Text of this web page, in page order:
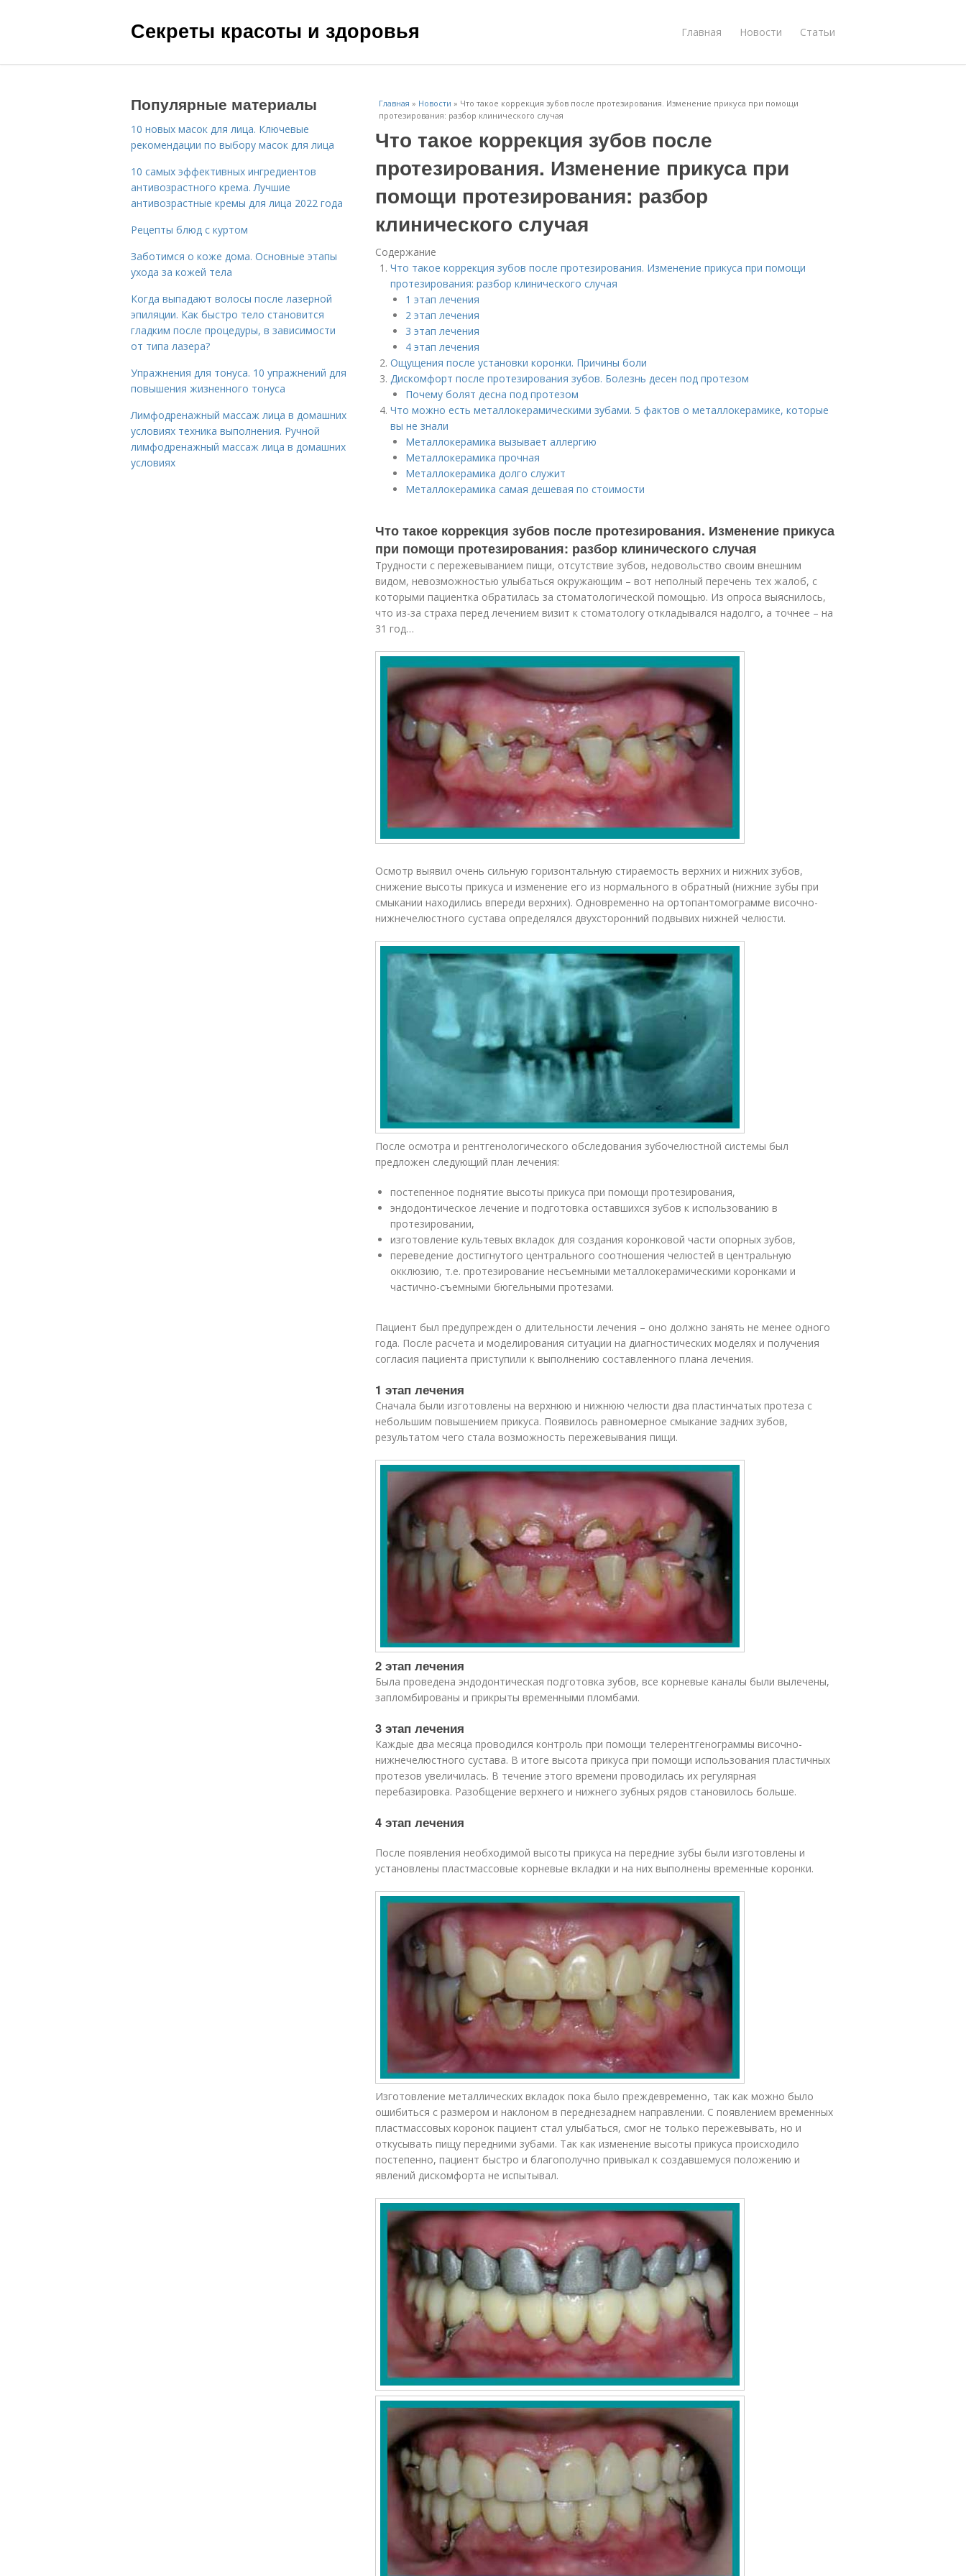
Секреты красоты и здоровья Главная Новости Статьи
Главная » Новости » Что такое коррекция зубов после протезирования. Изменение прикуса при помощи
протезирования: разбор клинического случая
Что такое коррекция зубов после
протезирования. Изменение прикуса при
помощи протезирования: разбор
клинического случая
Содержание
Что такое коррекция зубов после протезирования. Изменение прикуса при помощи
протезирования: разбор клинического случая
1 этап лечения
2 этап лечения
3 этап лечения
4 этап лечения
Ощущения после установки коронки. Причины боли
Дискомфорт после протезирования зубов. Болезнь десен под протезом
Почему болят десна под протезом
Что можно есть металлокерамическими зубами. 5 фактов о металлокерамике, которые
вы не знали
Металлокерамика вызывает аллергию
Металлокерамика прочная
Металлокерамика долго служит
Металлокерамика самая дешевая по стоимости
Что такое коррекция зубов после протезирования. Изменение прикуса
при помощи протезирования: разбор клинического случая
Трудности с пережевыванием пищи, отсутствие зубов, недовольство своим внешним
видом, невозможностью улыбаться окружающим – вот неполный перечень тех жалоб, с
которыми пациентка обратилась за стоматологической помощью. Из опроса выяснилось,
что из-за страха перед лечением визит к стоматологу откладывался надолго, а точнее – на
31 год…
Осмотр выявил очень сильную горизонтальную стираемость верхних и нижних зубов,
снижение высоты прикуса и изменение его из нормального в обратный (нижние зубы при
смыкании находились впереди верхних). Одновременно на ортопантомограмме височно-
нижнечелюстного сустава определялся двухсторонний подвывих нижней челюсти.
После осмотра и рентгенологического обследования зубочелюстной системы был
предложен следующий план лечения:
постепенное поднятие высоты прикуса при помощи протезирования,
эндодонтическое лечение и подготовка оставшихся зубов к использованию в
протезировании,
изготовление культевых вкладок для создания коронковой части опорных зубов,
переведение достигнутого центрального соотношения челюстей в центральную
окклюзию, т.е. протезирование несъемными металлокерамическими коронками и
частично-съемными бюгельными протезами.
Пациент был предупрежден о длительности лечения – оно должно занять не менее одного
года. После расчета и моделирования ситуации на диагностических моделях и получения
согласия пациента приступили к выполнению составленного плана лечения.
1 этап лечения
Сначала были изготовлены на верхнюю и нижнюю челюсти два пластинчатых протеза с
небольшим повышением прикуса. Появилось равномерное смыкание задних зубов,
результатом чего стала возможность пережевывания пищи.
2 этап лечения
Была проведена эндодонтическая подготовка зубов, все корневые каналы были вылечены,
запломбированы и прикрыты временными пломбами.
3 этап лечения
Каждые два месяца проводился контроль при помощи телерентгенограммы височно-
нижнечелюстного сустава. В итоге высота прикуса при помощи использования пластичных
протезов увеличилась. В течение этого времени проводилась их регулярная
перебазировка. Разобщение верхнего и нижнего зубных рядов становилось больше.
4 этап лечения
После появления необходимой высоты прикуса на передние зубы были изготовлены и
установлены пластмассовые корневые вкладки и на них выполнены временные коронки.
Изготовление металлических вкладок пока было преждевременно, так как можно было
ошибиться с размером и наклоном в переднезаднем направлении. С появлением временных
пластмассовых коронок пациент стал улыбаться, смог не только пережевывать, но и
откусывать пищу передними зубами. Так как изменение высоты прикуса происходило
постепенно, пациент быстро и благополучно привыкал к создавшемуся положению и
явлений дискомфорта не испытывал.
Популярные материалы
10 новых масок для лица. Ключевые
рекомендации по выбору масок для лица
10 самых эффективных ингредиентов
антивозрастного крема. Лучшие
антивозрастные кремы для лица 2022 года
Рецепты блюд с куртом
Заботимся о коже дома. Основные этапы
ухода за кожей тела
Когда выпадают волосы после лазерной
эпиляции. Как быстро тело становится
гладким после процедуры, в зависимости
от типа лазера?
Упражнения для тонуса. 10 упражнений для
повышения жизненного тонуса
Лимфодренажный массаж лица в домашних
условиях техника выполнения. Ручной
лимфодренажный массаж лица в домашних
условиях